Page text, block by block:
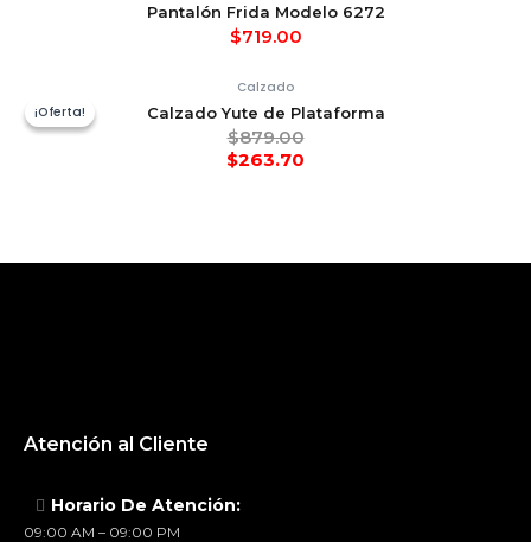
Pantalón Frida Modelo 6272
$719.00
¡Oferta!
¡Oferta!
Calzado
Calzado Yute de Plataforma
$879.00
$263.70
Atención al Cliente
Horario De Atención:
09:00 AM – 09:00 PM